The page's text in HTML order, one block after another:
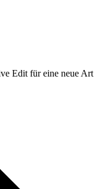
Edit für eine neue Art